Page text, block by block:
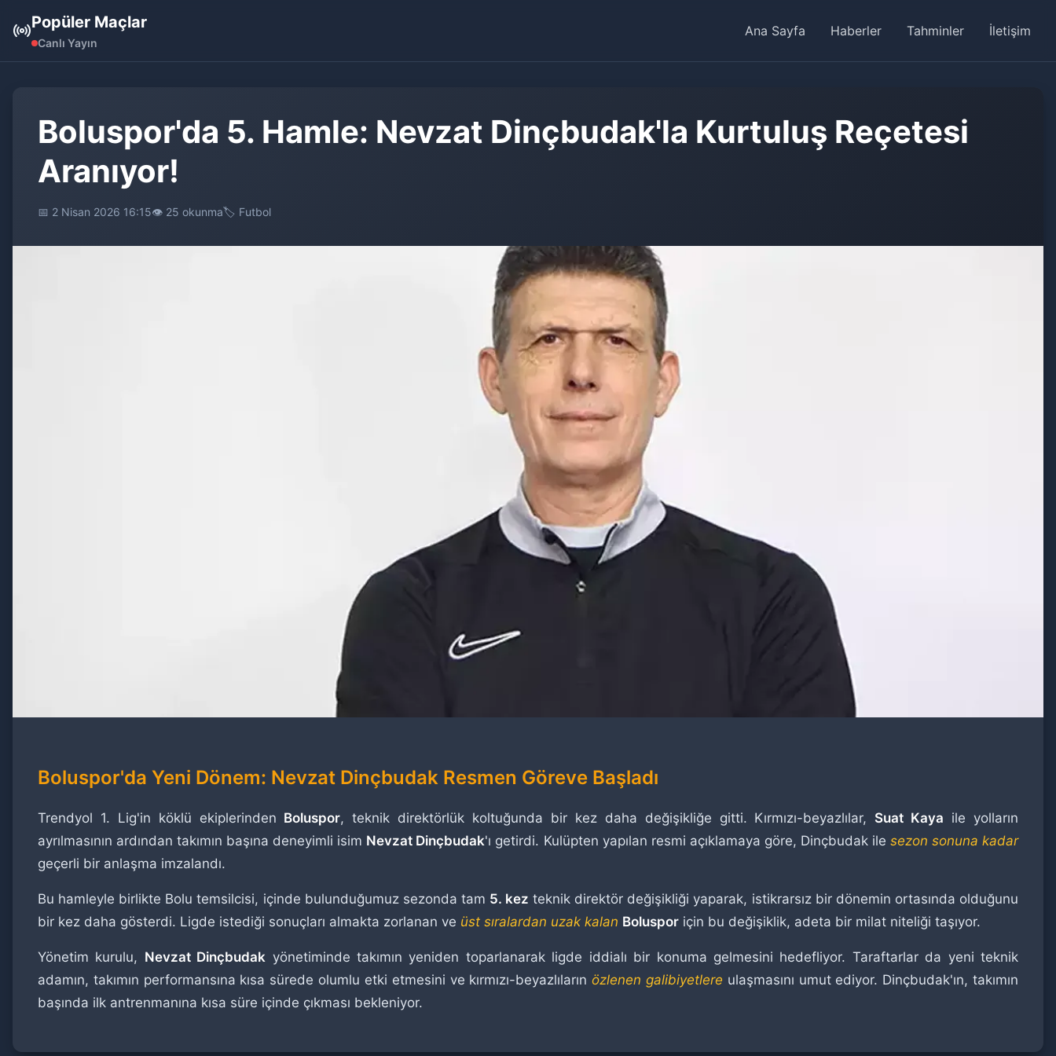
Popüler Maçlar
Canlı Yayın
Ana Sayfa Haberler Tahminler İletişim
Boluspor'da 5. Hamle: Nevzat Dinçbudak'la Kurtuluş Reçetesi
Aranıyor!
📅 2 Nisan 2026 16:15👁️ 25 okunma🏷️ Futbol
Boluspor'da Yeni Dönem: Nevzat Dinçbudak Resmen Göreve Başladı
Trendyol 1. Lig'in köklü ekiplerinden Boluspor, teknik direktörlük koltuğunda bir kez daha değişikliğe gitti. Kırmızı-beyazlılar, Suat Kaya ile yolların
ayrılmasının ardından takımın başına deneyimli isim Nevzat Dinçbudak'ı getirdi. Kulüpten yapılan resmi açıklamaya göre, Dinçbudak ile sezon sonuna kadar
geçerli bir anlaşma imzalandı.
Bu hamleyle birlikte Bolu temsilcisi, içinde bulunduğumuz sezonda tam 5. kez teknik direktör değişikliği yaparak, istikrarsız bir dönemin ortasında olduğunu
bir kez daha gösterdi. Ligde istediği sonuçları almakta zorlanan ve üst sıralardan uzak kalan Boluspor için bu değişiklik, adeta bir milat niteliği taşıyor.
Yönetim kurulu, Nevzat Dinçbudak yönetiminde takımın yeniden toparlanarak ligde iddialı bir konuma gelmesini hedefliyor. Taraftarlar da yeni teknik
adamın, takımın performansına kısa sürede olumlu etki etmesini ve kırmızı-beyazlılarınözlenen galibiyetlere ulaşmasını umut ediyor. Dinçbudak'ın, takımın
başında ilk antrenmanına kısa süre içinde çıkması bekleniyor.